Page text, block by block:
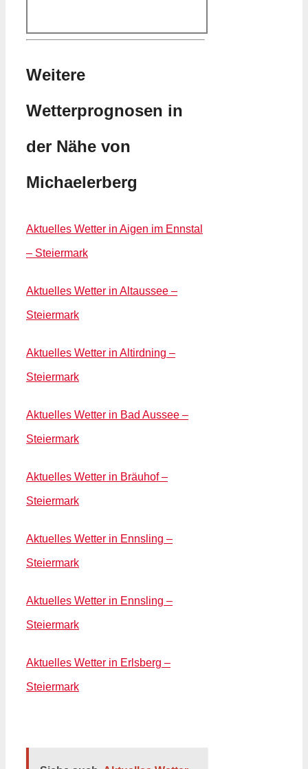
Weitere
Wetterprognosen in
der Nähe von
Michaelerberg
Aktuelles Wetter in Aigen im Ennstal
– Steiermark
Aktuelles Wetter in Altaussee –
Steiermark
Aktuelles Wetter in Altirdning –
Steiermark
Aktuelles Wetter in Bad Aussee –
Steiermark
Aktuelles Wetter in Bräuhof –
Steiermark
Aktuelles Wetter in Ennsling –
Steiermark
Aktuelles Wetter in Ennsling –
Steiermark
Aktuelles Wetter in Erlsberg –
Steiermark